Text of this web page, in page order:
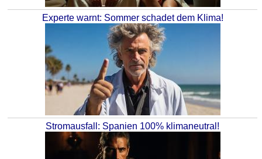
Experte warnt: Sommer schadet dem Klima!
Stromausfall: Spanien 100% klimaneutral!